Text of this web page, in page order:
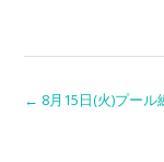
Post
← 8月15日(火)プール